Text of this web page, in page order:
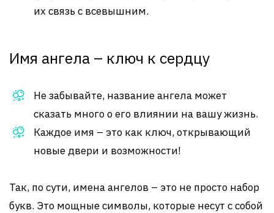
их связь с всевышним.
Имя ангела – ключ к сердцу
Не забывайте, название ангела может
сказать много о его влиянии на вашу жизнь.
Каждое имя – это как ключ, открывающий
новые двери и возможности!
Так, по сути, имена ангелов – это не просто набор
букв. Это мощные символы, которые несут с собой